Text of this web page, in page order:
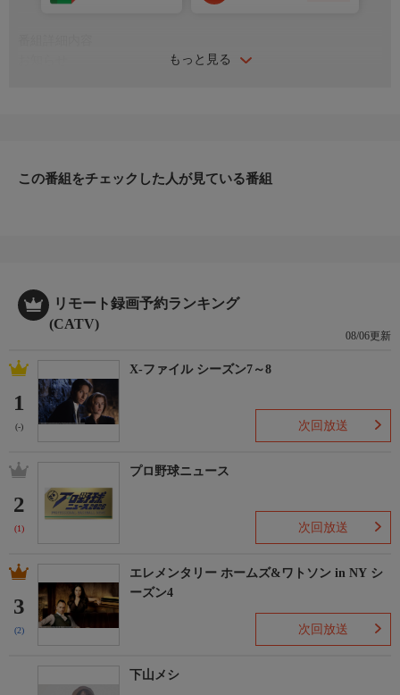
もっと見る
＊ライブ放送につき、番組および商品内容に変更が生じる場合も
この番組をチェックした人が見ている番組
リモート録画予約ランキング
(CATV)
08/06更新
1
(-)
X-ファイル シーズン7～8
次回放送
2
(1)
プロ野球ニュース
次回放送
3
(2)
エレメンタリー ホームズ&ワトソン in NY シ
ーズン4
次回放送
下山メシ